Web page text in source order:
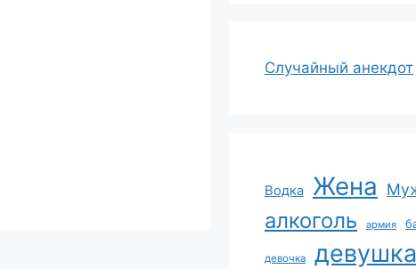
Случайный анекдот
Водка Жена
алкоголь армия
девочка девушка